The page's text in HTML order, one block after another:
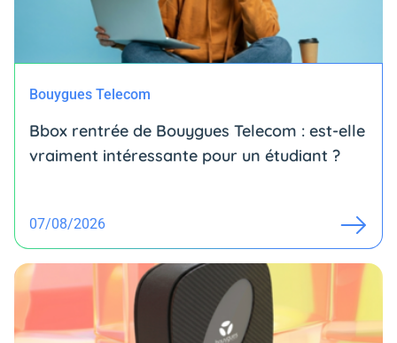
Bouygues Telecom
Bbox rentrée de Bouygues Telecom : est-elle
vraiment intéressante pour un étudiant ?
07/08/2026